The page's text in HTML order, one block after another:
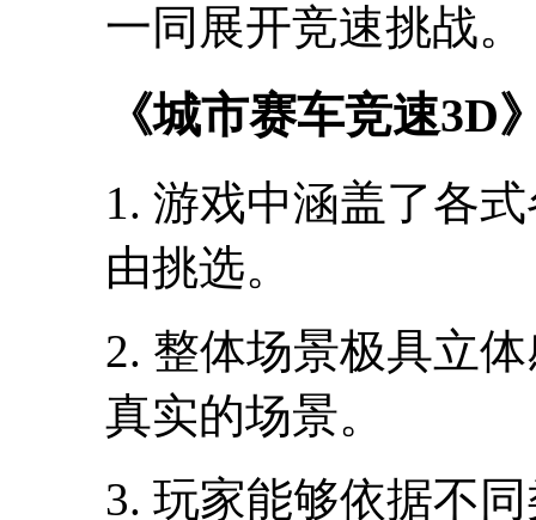
一同展开竞速挑战。
《城市赛车竞速3D
1. 游戏中涵盖了各
由挑选。
2. 整体场景极具立
真实的场景。
3. 玩家能够依据不